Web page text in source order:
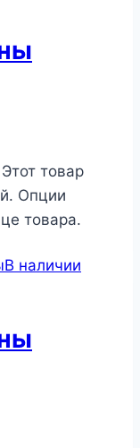
Этот товар
Опции
товара.
В наличии